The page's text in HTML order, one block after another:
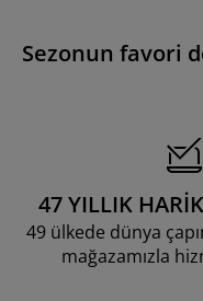
Sezonun favori
47 YILLIK
49 ülkede dünya
mağazamızla